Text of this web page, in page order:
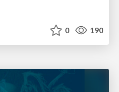
0 190